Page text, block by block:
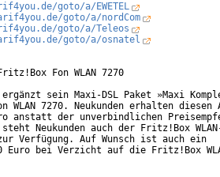
goto/a/EWETEL
goto/a/nordCom
goto/a/Teleos
goto/a/osnatel
Fon WLAN 7270
ergänzt sein Maxi-DSL Paket »Maxi
WLAN 7270. Neukunden erhalten
anstatt der unverbindlichen
Neukunden auch der Fritz!Box
Verfügung. Auf Wunsch ist auch ein
Euro bei Verzicht auf die Fritz!Box